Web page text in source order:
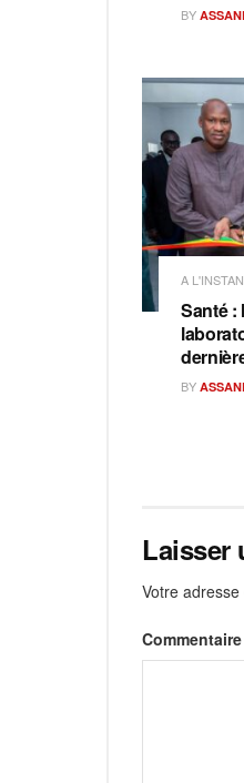
BY
A
Santé :
BY
Laisser
Votre
Commentaire